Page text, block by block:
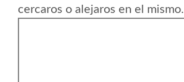
cercaros o alejaros en el mismo.